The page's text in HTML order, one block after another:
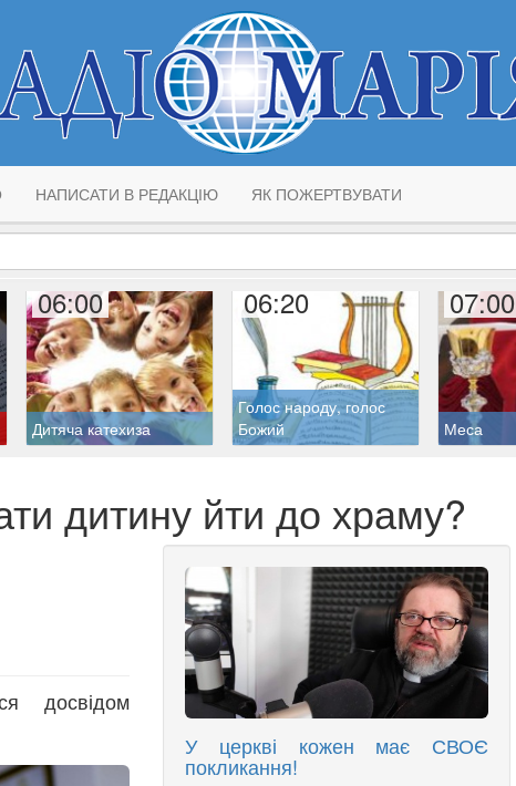
НАПИСАТИ В РЕДАКЦІЮ ЯК ПОЖЕРТВУВАТИ
06:00
Дитяча катехиза
06:20
Голос народу, голос
Божий
07:00
Меса
дитину йти до храму?
досвідом
У церкві кожен має СВОЄ
покликання!